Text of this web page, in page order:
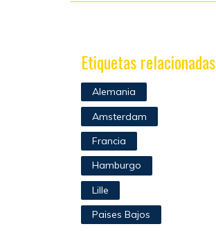
Etiquetas relacionadas
Alemania
Amsterdam
Francia
Hamburgo
Lille
Paises Bajos